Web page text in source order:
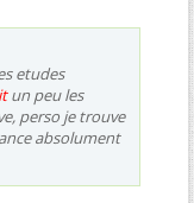
etudes
un peu les
perso je trouve
absolument